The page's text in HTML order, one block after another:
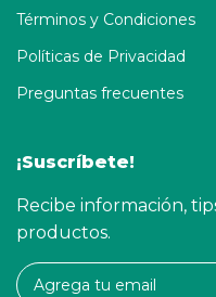
Términos y Condiciones
Políticas de Privacidad
Preguntas frecuentes
¡Suscríbete!
Recibe información,
productos.